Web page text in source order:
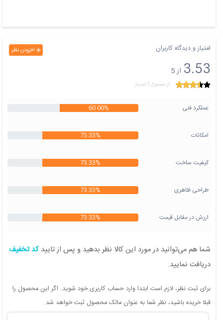
امتیاز و دیدگاه کاربران افزودن نظر
3.53 از 5
از مجموع 2 امتیاز
عملکرد فنی 60.00%
امکانات 73.33%
کیفیت ساخت 73.33%
طراحی ظاهری 73.33%
ارزش در مقابل قیمت 73.33%
شما هم می‌توانید در مورد این کالا نظر بدهید و پس از تایید کد تخفیف
دریافت نمایید.
برای ثبت نظر، لازم است ابتدا وارد حساب کاربری خود شوید. اگر این محصول را
قبلا خریده باشید، نظر شما به عنوان مالک محصول ثبت خواهد شد.